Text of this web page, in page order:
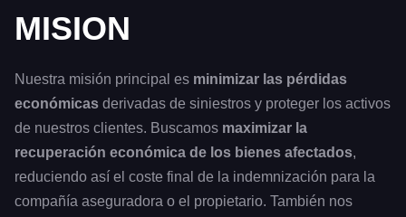
MISION
Nuestra misión principal es minimizar las pérdidas
económicas derivadas de siniestros y proteger los activos
de nuestros clientes. Buscamos maximizar la
recuperación económica de los bienes afectados,
reduciendo así el coste final de la indemnización para la
compañía aseguradora o el propietario. También nos